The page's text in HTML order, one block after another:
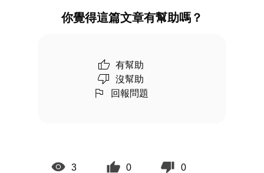
你覺得這篇文章有幫助嗎？
有幫助
沒幫助
回報問題
3 0 0